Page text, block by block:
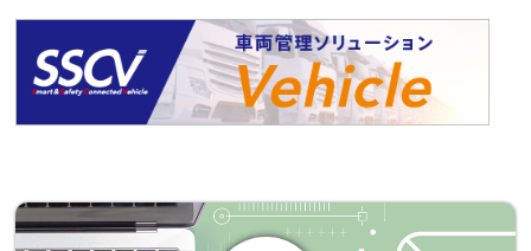
施し、適切に管理いたします。その他、法令に基づく場合や同
意を頂いた場合を除いて、第三者への提供はありません。
■当社は、Webサイトをより便利にご利用頂くために、クッキ
ー（Cookie）やWebビーコン（クリアGIF）を利用しています。
ジの閲覧・利用状況と紐付けして取得しています 。
■当社が保有しているお客さまの個人情報について、利用目